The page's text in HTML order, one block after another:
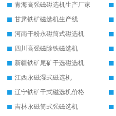
青海高强磁磁选机生产厂家
甘肃铁矿磁选机生产线
河南干粉永磁筒式磁选机
四川高强磁除铁磁选机
新疆铁矿尾矿干选磁选机
江西永磁湿式磁选机
辽宁铁矿干式磁选机价格
吉林永磁筒式强磁选机